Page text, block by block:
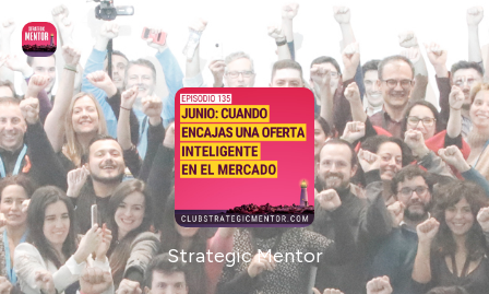
Strategic Mentor